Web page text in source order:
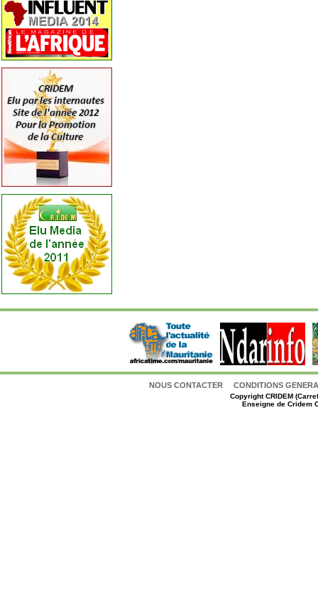
NOUS CONTACTER CONDITIONS
CopyrightCRIDEM
Enseigne de Cridem